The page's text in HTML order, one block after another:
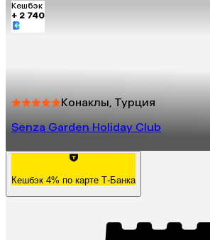
Кешбэк
+ 2 740
Конаклы, Турция
Senza Garden Holiday Club
Кешбэк 4% по карте Т-Банка